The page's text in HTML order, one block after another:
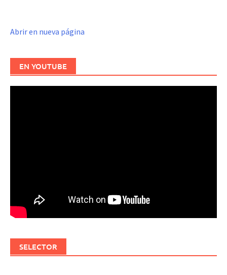
Abrir en nueva página
EN YOUTUBE
SELECTOR